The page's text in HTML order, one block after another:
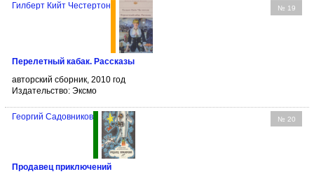
№ 19
Гилберт Кийт Честертон
Перелетный кабак. Рассказы
авторский сборник, 2010 год
Издательство: Эксмо
№ 20
Георгий Садовников
Продавец приключений